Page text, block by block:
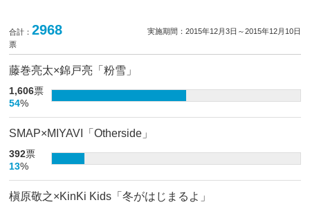
合計： 2968
票
実施期間：2015年12月3日～2015年12月10日
藤巻亮太×錦戸亮「粉雪」
1,606票
54%
SMAP×MIYAVI「Otherside」
392票
13%
槇原敬之×KinKi Kids「冬がはじまるよ」